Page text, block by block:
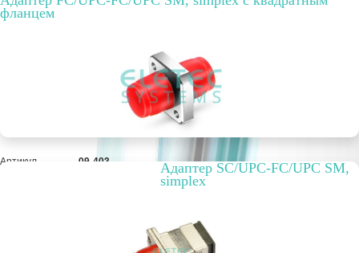
фланцем
Артикул 09-403
Адаптер SC/UPC-FC/UPC SM,
simplex